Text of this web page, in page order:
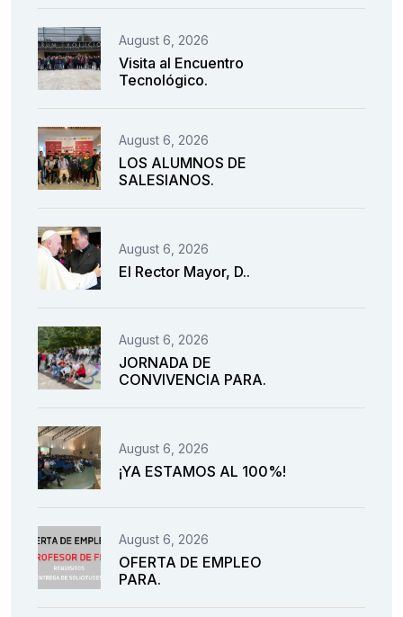
August 6, 2026
Visita al Encuentro
Tecnológico.
August 6, 2026
LOS ALUMNOS DE
SALESIANOS.
August 6, 2026
El Rector Mayor, D..
August 6, 2026
JORNADA DE
CONVIVENCIA PARA.
August 6, 2026
¡YA ESTAMOS AL 100%!
August 6, 2026
OFERTA DE EMPLEO
PARA.